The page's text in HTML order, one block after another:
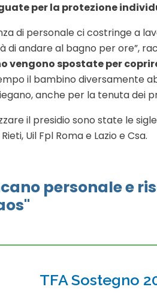
per la protezione
di personale ci costringe a
di andare al bagno per ore”,
vengono spostate per
il bambino diversamente
anche per la tenuta dei
il presidio sono state le
Uil Fpl Roma e Lazio e Csa.
personale e
TFA Sostegno